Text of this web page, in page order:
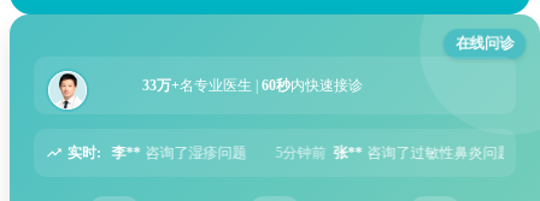
在线问诊
33万+名专业医生 | 60秒内快速接诊
实时:
5分钟前 张** 咨询了过敏性鼻炎问题 6分钟前 周** 咨询了胃痛问题